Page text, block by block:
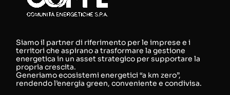
Siamo il partner di riferimento per le imprese e i
territori che aspirano a trasformare la gestione
energetica in un asset strategico per supportare la
propria crescita.
Generiamo ecosistemi energetici “a km zero”,
rendendo l’energia green, conveniente e condivisa.